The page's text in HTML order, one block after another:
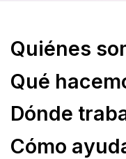
Quiénes
Qué
Dónde
Cómo